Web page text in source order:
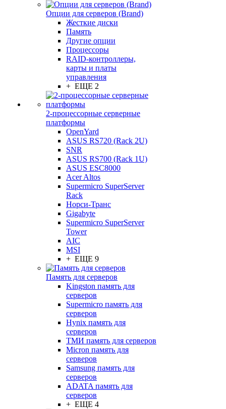
Опции для серверов (Brand)
Жесткие диски
Память
Другие опции
Процессоры
RAID-контроллеры,
карты и платы
управления
+ ЕЩЕ 2
2-процессорные серверные
платформы
OpenYard
ASUS RS720 (Rack 2U)
SNR
ASUS RS700 (Rack 1U)
ASUS ESC8000
Acer Altos
Supermicro SuperServer
Rack
Норси-Транс
Gigabyte
Supermicro SuperServer
Tower
AIC
MSI
+ ЕЩЕ 9
Память для серверов
Kingston память для
серверов
Supermicro память для
серверов
Hynix память для
серверов
ТМИ память для серверов
Micron память для
серверов
Samsung память для
серверов
ADATA память для
серверов
+ ЕЩЕ 4